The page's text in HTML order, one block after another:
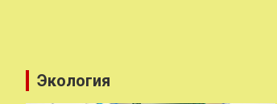
Экология